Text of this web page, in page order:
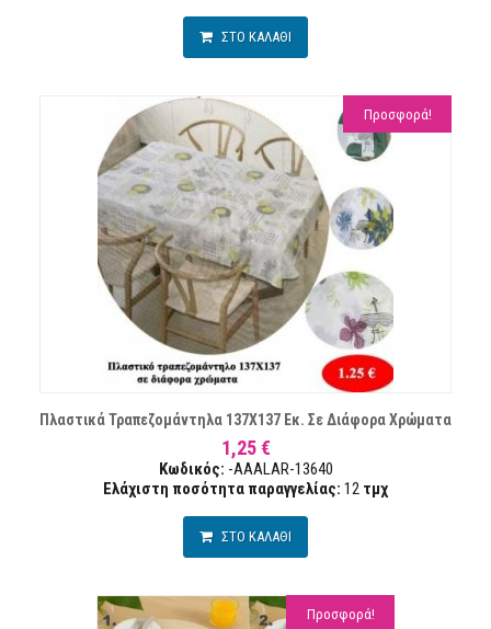
ΣΤΟ ΚΑΛΑΘΙ
Προσφορά!
Πλαστικά Τραπεζομάντηλα 137Χ137 Εκ. Σε Διάφορα Χρώματα
1,25 €
Κωδικός: -AAALAR-13640
Ελάχιστη ποσότητα παραγγελίας: 12 τμχ
ΣΤΟ ΚΑΛΑΘΙ
Προσφορά!